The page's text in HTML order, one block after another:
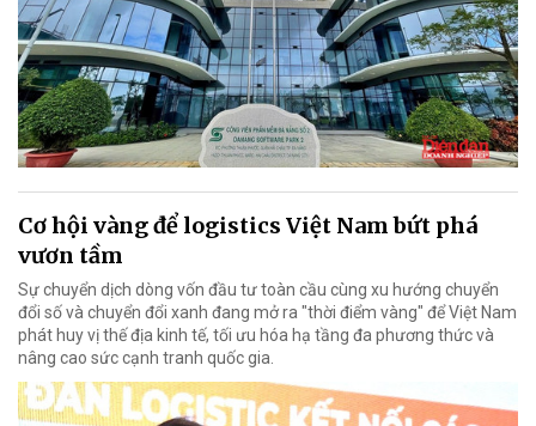
Cơ hội vàng để logistics Việt Nam bứt phá
vươn tầm
Sự chuyển dịch dòng vốn đầu tư toàn cầu cùng xu hướng chuyển
đổi số và chuyển đổi xanh đang mở ra "thời điểm vàng" để Việt Nam
phát huy vị thế địa kinh tế, tối ưu hóa hạ tầng đa phương thức và
nâng cao sức cạnh tranh quốc gia.